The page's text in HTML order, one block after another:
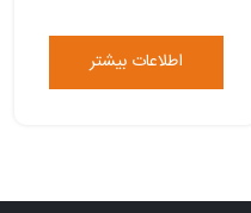
اطلاعات بیشتر